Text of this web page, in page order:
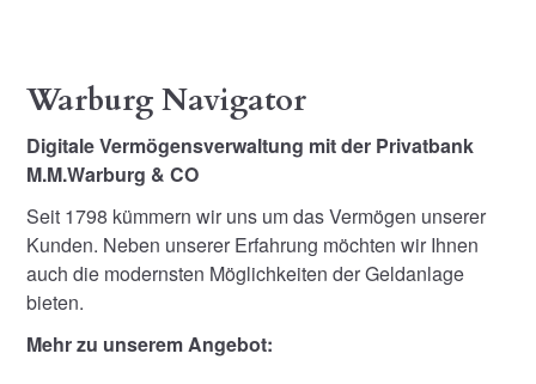
Warburg Navigator
Digitale Vermögensverwaltung mit der Privatbank
M.M.Warburg & CO
Seit 1798 kümmern wir uns um das Vermögen unserer
Kunden. Neben unserer Erfahrung möchten wir Ihnen
auch die modernsten Möglichkeiten der Geldanlage
bieten.
Mehr zu unserem Angebot: